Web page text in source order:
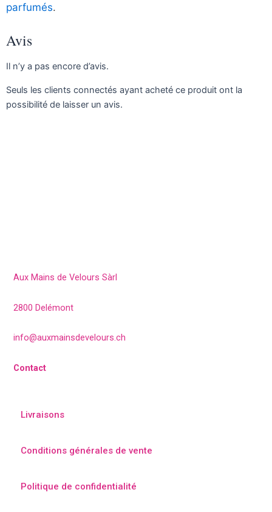
parfumés.
Avis
Il n’y a pas encore d’avis.
Seuls les clients connectés ayant acheté ce produit ont la
possibilité de laisser un avis.
Aux Mains de Velours Sàrl
2800 Delémont
info@auxmainsdevelours.ch
Contact
Livraisons
Conditions générales de vente
Politique de confidentialité